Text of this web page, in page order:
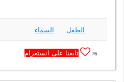
الطفل السماء
76 تابعنا على انستغرام